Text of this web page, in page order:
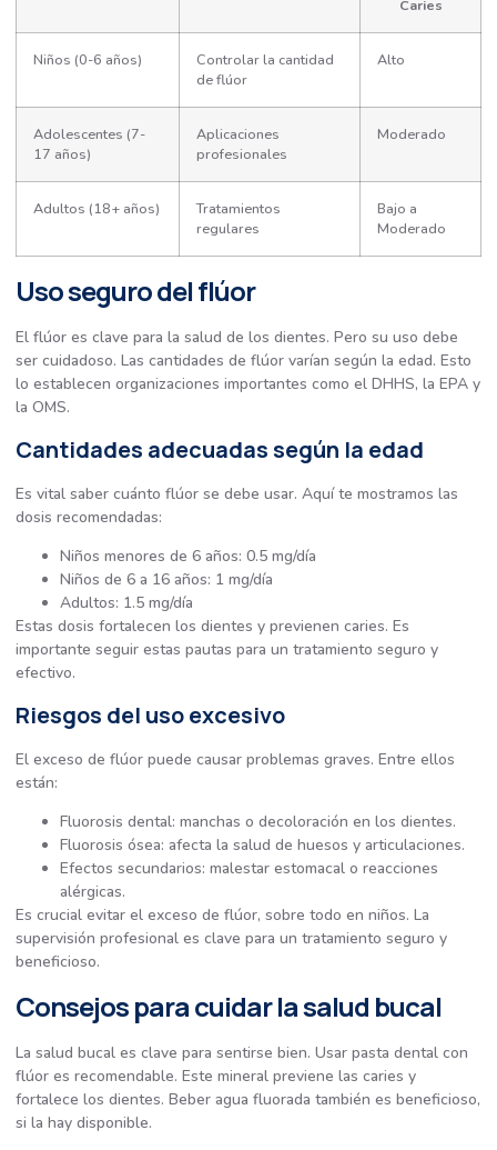
Caries
Niños (0-6 años)
Controlar la cantidad
de flúor
Alto
Adolescentes (7-
17 años)
Aplicaciones
profesionales
Moderado
Adultos (18+ años)
Tratamientos
regulares
Bajo a
Moderado
Uso seguro del flúor
El flúor es clave para la salud de los dientes. Pero su uso debe
ser cuidadoso. Las cantidades de flúor varían según la edad. Esto
lo establecen organizaciones importantes como el DHHS, la EPA y
la OMS.
Cantidades adecuadas según la edad
Es vital saber cuánto flúor se debe usar. Aquí te mostramos las
dosis recomendadas:
Niños menores de 6 años: 0.5 mg/día
Niños de 6 a 16 años: 1 mg/día
Adultos: 1.5 mg/día
Estas dosis fortalecen los dientes y previenen caries. Es
importante seguir estas pautas para un tratamiento seguro y
efectivo.
Riesgos del uso excesivo
El exceso de flúor puede causar problemas graves. Entre ellos
están:
Fluorosis dental: manchas o decoloración en los dientes.
Fluorosis ósea: afecta la salud de huesos y articulaciones.
Efectos secundarios: malestar estomacal o reacciones
alérgicas.
Es crucial evitar el exceso de flúor, sobre todo en niños. La
supervisión profesional es clave para un tratamiento seguro y
beneficioso.
Consejos para cuidar la salud bucal
La salud bucal es clave para sentirse bien. Usar pasta dental con
flúor es recomendable. Este mineral previene las caries y
fortalece los dientes. Beber agua fluorada también es beneficioso,
si la hay disponible.